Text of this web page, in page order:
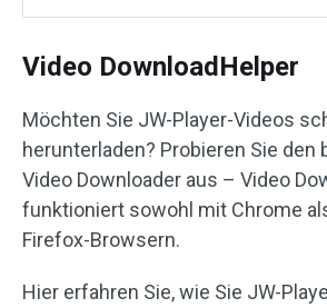
Video DownloadHelper
Möchten Sie JW-Player-Videos
herunterladen? Probieren Sie den
Video Downloader aus – Video
funktioniert sowohl mit Chrome
Firefox-Browsern.
Hier erfahren Sie, wie Sie JW-